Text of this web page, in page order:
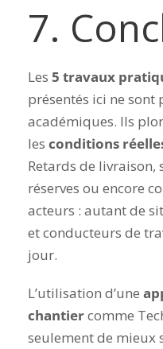
7.
Les 5 travaux
présentés ici ne sont
académiques. Ils
les conditions
Retards de livraison,
réserves ou encore
acteurs : autant de
et conducteurs de
jour.
L’utilisation d’une
chantiercomme
seulement de mieux